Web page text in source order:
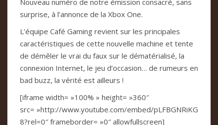
Nouveau numéro de notre émission consacré, sans
surprise, à l’annonce de la Xbox One.
L’équipe Café Gaming revient sur les principales
caractéristiques de cette nouvelle machine et tente
de démêler le vrai du faux sur le dématérialisé, la
connexion Internet, le jeu d’occasion… de rumeurs en
bad buzz, la vérité est ailleurs !
[iframe width= »100% » height= »360″
src= »http://www.youtube.com/embed/pLFBGNRiKG
8?rel=0″ frameborder= »0″ allowfullscreen]